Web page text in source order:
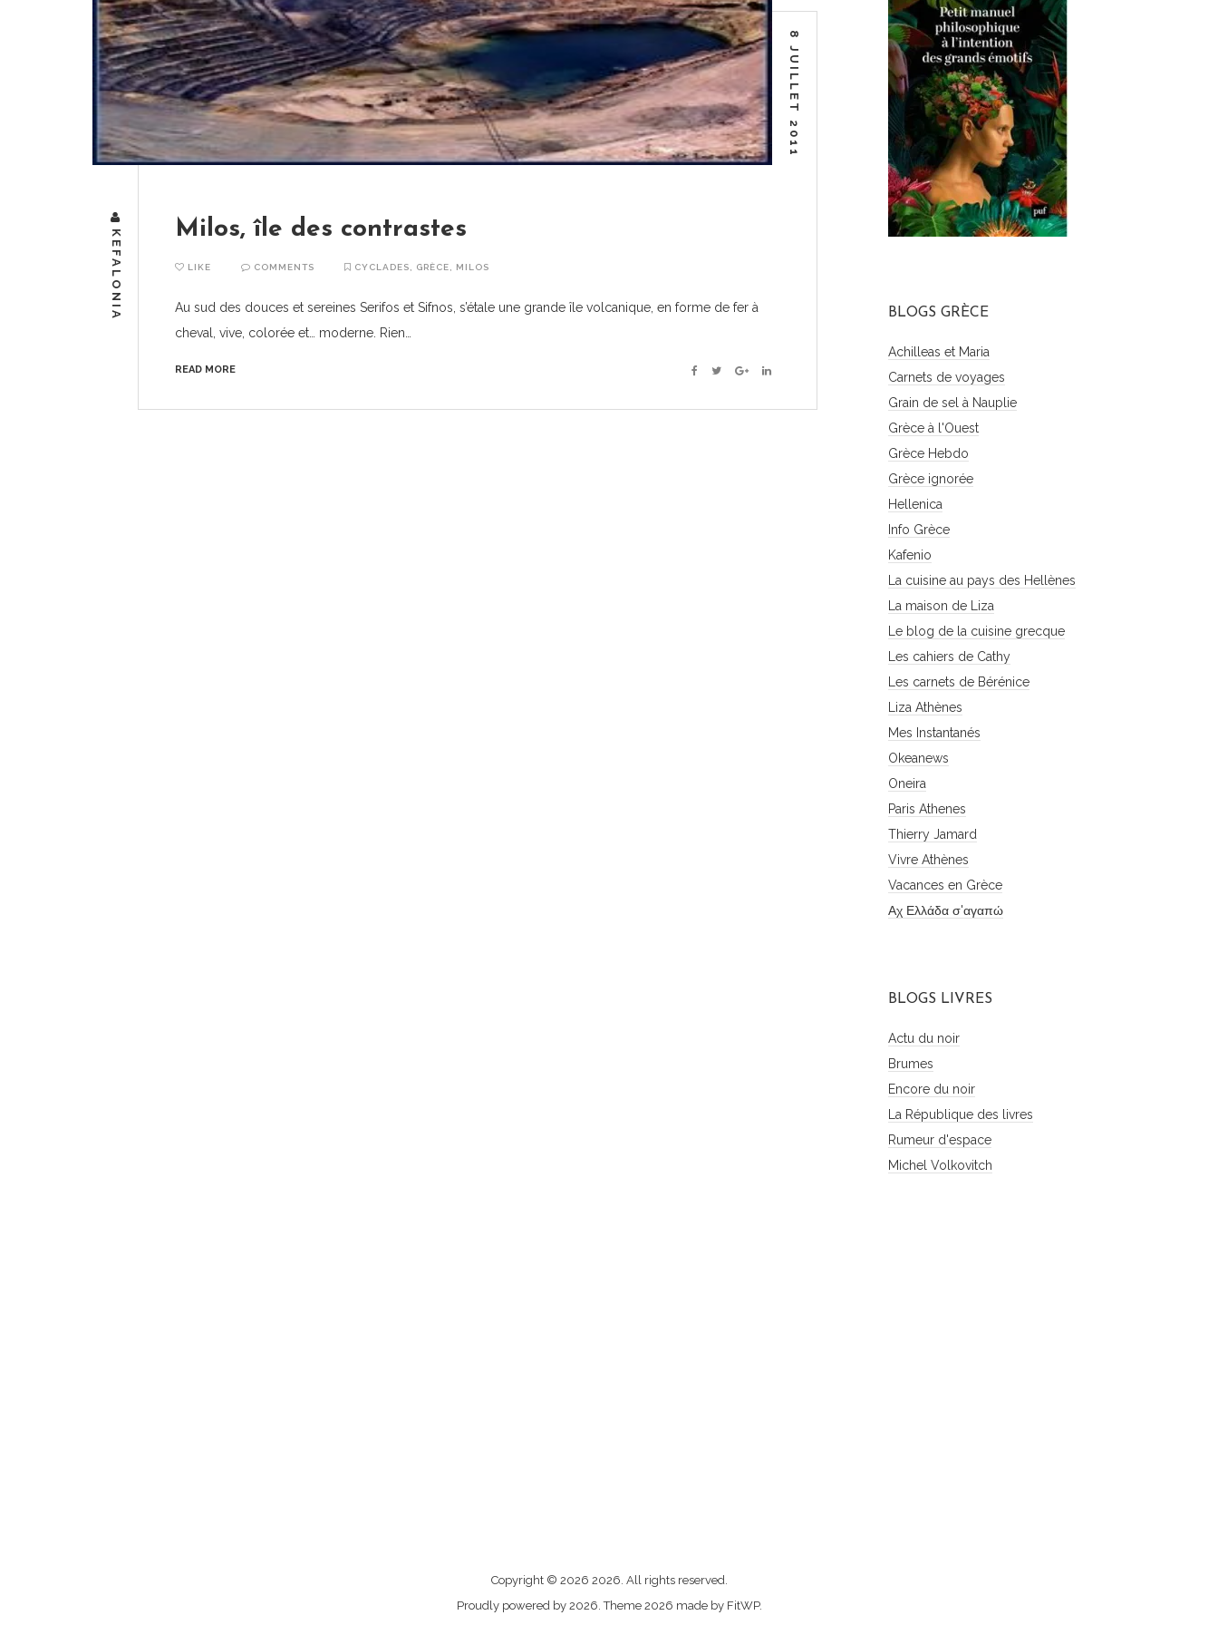
8 JUILLET 2011
KEFALONIA Milos, île des contrastes
LIKE COMMENTS CYCLADES GRÈCE MILOS
Au sud des douces et sereines Serifos et Sifnos, s’étale une grande île volcanique, en forme de fer à
cheval, vive, colorée et… moderne. Rien…
READ MORE Facebook
TwitterGoogle+Linkedin
BLOGS GRÈCE
Achilleas et Maria
Carnets de voyages
Grain de sel à Nauplie
Grèce à l'Ouest
Grèce Hebdo
Grèce ignorée
Hellenica
Info Grèce
Kafenio
La cuisine au pays des Hellènes
La maison de Liza
Le blog de la cuisine grecque
Les cahiers de Cathy
Les carnets de Bérénice
Liza Athènes
Mes Instantanés
Okeanews
Oneira
Paris Athenes
Thierry Jamard
Vivre Athènes
Vacances en Grèce
Αχ Ελλάδα σ'αγαπώ
BLOGS LIVRES
Actu du noir
Brumes
Encore du noir
La République des livres
Rumeur d'espace
Michel Volkovitch
contacter
Copyright © 2026 2026. All rights reserved.
Proudly powered by 2026. Theme 2026 made by FitWP.